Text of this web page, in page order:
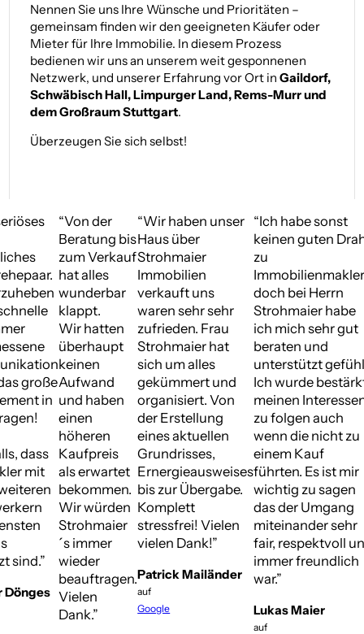
Nennen Sie uns Ihre Wünsche und Prioritäten –
gemeinsam finden wir den geeigneten Käufer oder
Mieter für Ihre Immobilie. In diesem Prozess
bedienen wir uns an unserem weit gesponnenen
Netzwerk, und unserer Erfahrung vor Ort in Gaildorf,
Schwäbisch Hall, Limpurger Land, Rems-Murr und
dem Großraum Stuttgart.
Überzeugen Sie sich selbst!
DAS
KUNDEN
der
Verkauf
haben
“Wir haben unser
Haus über
Strohmaier
Immobilien
verkauft uns
waren sehr sehr
zufrieden. Frau
Strohmaier hat
sich um alles
gekümmert und
organisiert. Von
der Erstellung
eines aktuellen
Grundrisses,
Ernergieausweises
bis zur Übergabe.
Komplett
stressfrei! Vielen
vielen Dank!”
Patrick Mailänder
auf
Google
“Ich habe sonst
keinen guten Draht
zu
Immobilienmaklern
doch bei Herrn
Strohmaier habe
ich mich sehr gut
beraten und
unterstützt gefühlt.
Ich wurde bestärkt
meinen Interessen
zu folgen auch
wenn die nicht zu
einem Kauf
führten. Es ist mir
wichtig zu sagen
das der Umgang
miteinander sehr
fair, respektvoll und
immer freundlich
war.”
“Meine
wollte
Ihr Haus
verkaufen
war damit
uns von
an mit Ihrer
und
Art
super
Die
durch Frau
Wir